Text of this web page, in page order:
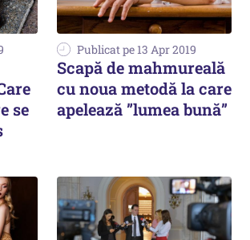
se
Publicat pe 13 Apr 2019
Scapă de mahmureală
cu noua metodă la care
apelează ”lumea bună”